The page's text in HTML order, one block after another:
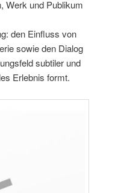
Werk und Publikum
den Einfluss von
sowie den Dialog
subtiler und
Erlebnis formt.